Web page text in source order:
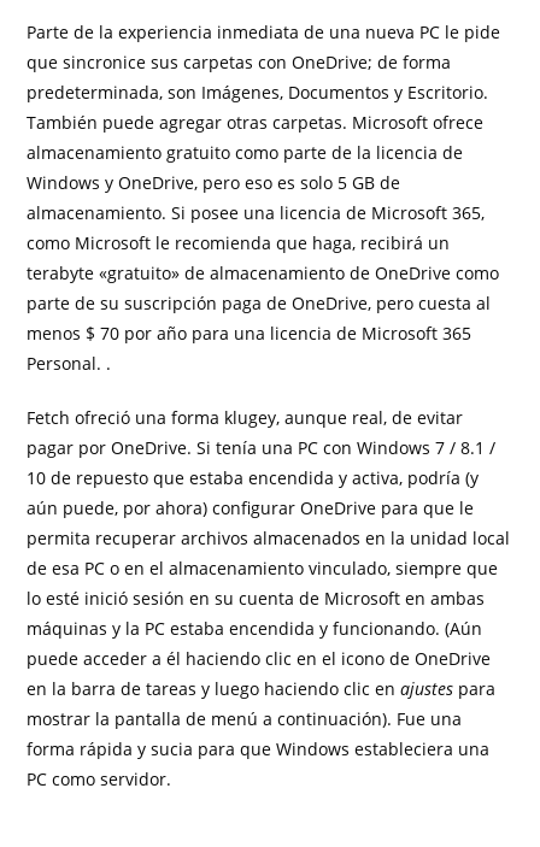
Parte de la experiencia inmediata de una nueva PC le pide
que sincronice sus carpetas con OneDrive; de ​​forma
predeterminada, son Imágenes, Documentos y Escritorio.
También puede agregar otras carpetas. Microsoft ofrece
almacenamiento gratuito como parte de la licencia de
Windows y OneDrive, pero eso es solo 5 GB de
almacenamiento. Si posee una licencia de Microsoft 365,
como Microsoft le recomienda que haga, recibirá un
terabyte «gratuito» de almacenamiento de OneDrive como
parte de su suscripción paga de OneDrive, pero cuesta al
menos $ 70 por año para una licencia de Microsoft 365
Personal. .
Fetch ofreció una forma klugey, aunque real, de evitar
pagar por OneDrive. Si tenía una PC con Windows 7 / 8.1 /
10 de repuesto que estaba encendida y activa, podría (y
aún puede, por ahora) configurar OneDrive para que le
permita recuperar archivos almacenados en la unidad local
de esa PC o en el almacenamiento vinculado, siempre que
lo esté inició sesión en su cuenta de Microsoft en ambas
máquinas y la PC estaba encendida y funcionando. (Aún
puede acceder a él haciendo clic en el icono de OneDrive
en la barra de tareas y luego haciendo clic enajustes para
mostrar la pantalla de menú a continuación). Fue una
forma rápida y sucia para que Windows estableciera una
PC como servidor.